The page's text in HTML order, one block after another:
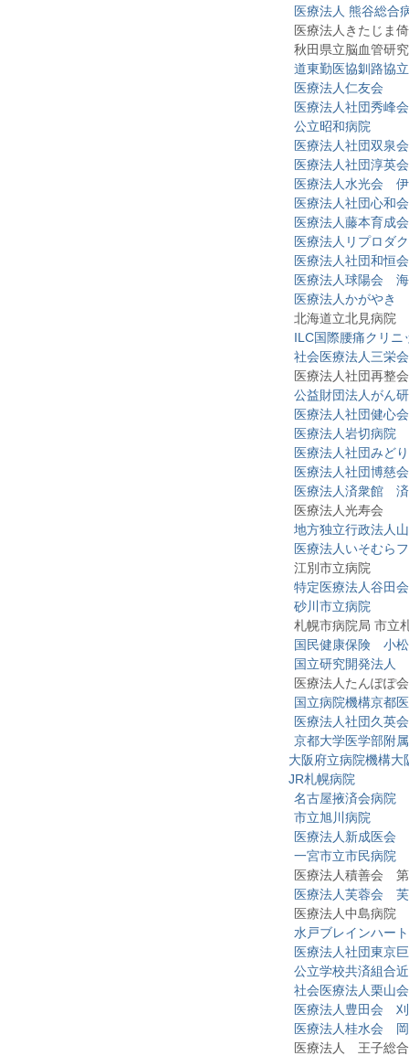
医療法人 熊谷総合
医療法人きたじま倚
秋田県立脳血管研究
道東勤医協釧路協
医療法人仁友会
医療法人社団秀峰
公立昭和病院
医療法人社団双泉会
医療法人社団淳英
医療法人水光会
医療法人社団心和
医療法人藤本育成
医療法人リプロダ
医療法人社団和恒
医療法人球陽会
医療法人かがやき
北海道立北見病院
ILC国際腰痛クリニ
社会医療法人三栄
医療法人社団再整会
公益財団法人がん
医療法人社団健心
医療法人岩切病院
医療法人社団みど
医療法人社団博慈
医療法人済衆館
医療法人光寿会
地方独立行政法人
医療法人いそむら
江別市立病院
特定医療法人谷田
砂川市立病院
札幌市病院局 市立札
国民健康保険 小
国立研究開発法人
医療法人たんぽぽ会
国立病院機構京都
医療法人社団久英
京都大学医学部附
大阪府立病院機構大
JR札幌病院
名古屋掖済会病院
市立旭川病院
医療法人新成医会
一宮市立市民病院
医療法人積善会 第
医療法人芙蓉会
医療法人中島病院
水戸ブレインハー
医療法人社団東京
公立学校共済組合
社会医療法人栗山
医療法人豊田会
医療法人桂水会
医療法人 王子総合